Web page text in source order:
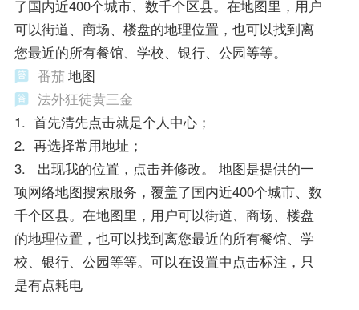
了国内近400个城市、数千个区县。在地图里，用户
可以街道、商场、楼盘的地理位置，也可以找到离
您最近的所有餐馆、学校、银行、公园等等。
番茄地图
法外狂徒黄三金
1. 首先清先点击就是个人中心；
2. 再选择常用地址；
3. 出现我的位置，点击并修改。 地图是提供的一
项网络地图搜索服务，覆盖了国内近400个城市、数
千个区县。在地图里，用户可以街道、商场、楼盘
的地理位置，也可以找到离您最近的所有餐馆、学
校、银行、公园等等。可以在设置中点击标注，只
是有点耗电